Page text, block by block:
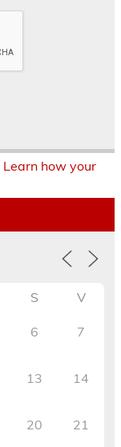
Learn how your
S V
6 7
13 14
20 21